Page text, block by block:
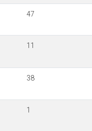
47
11
38
1